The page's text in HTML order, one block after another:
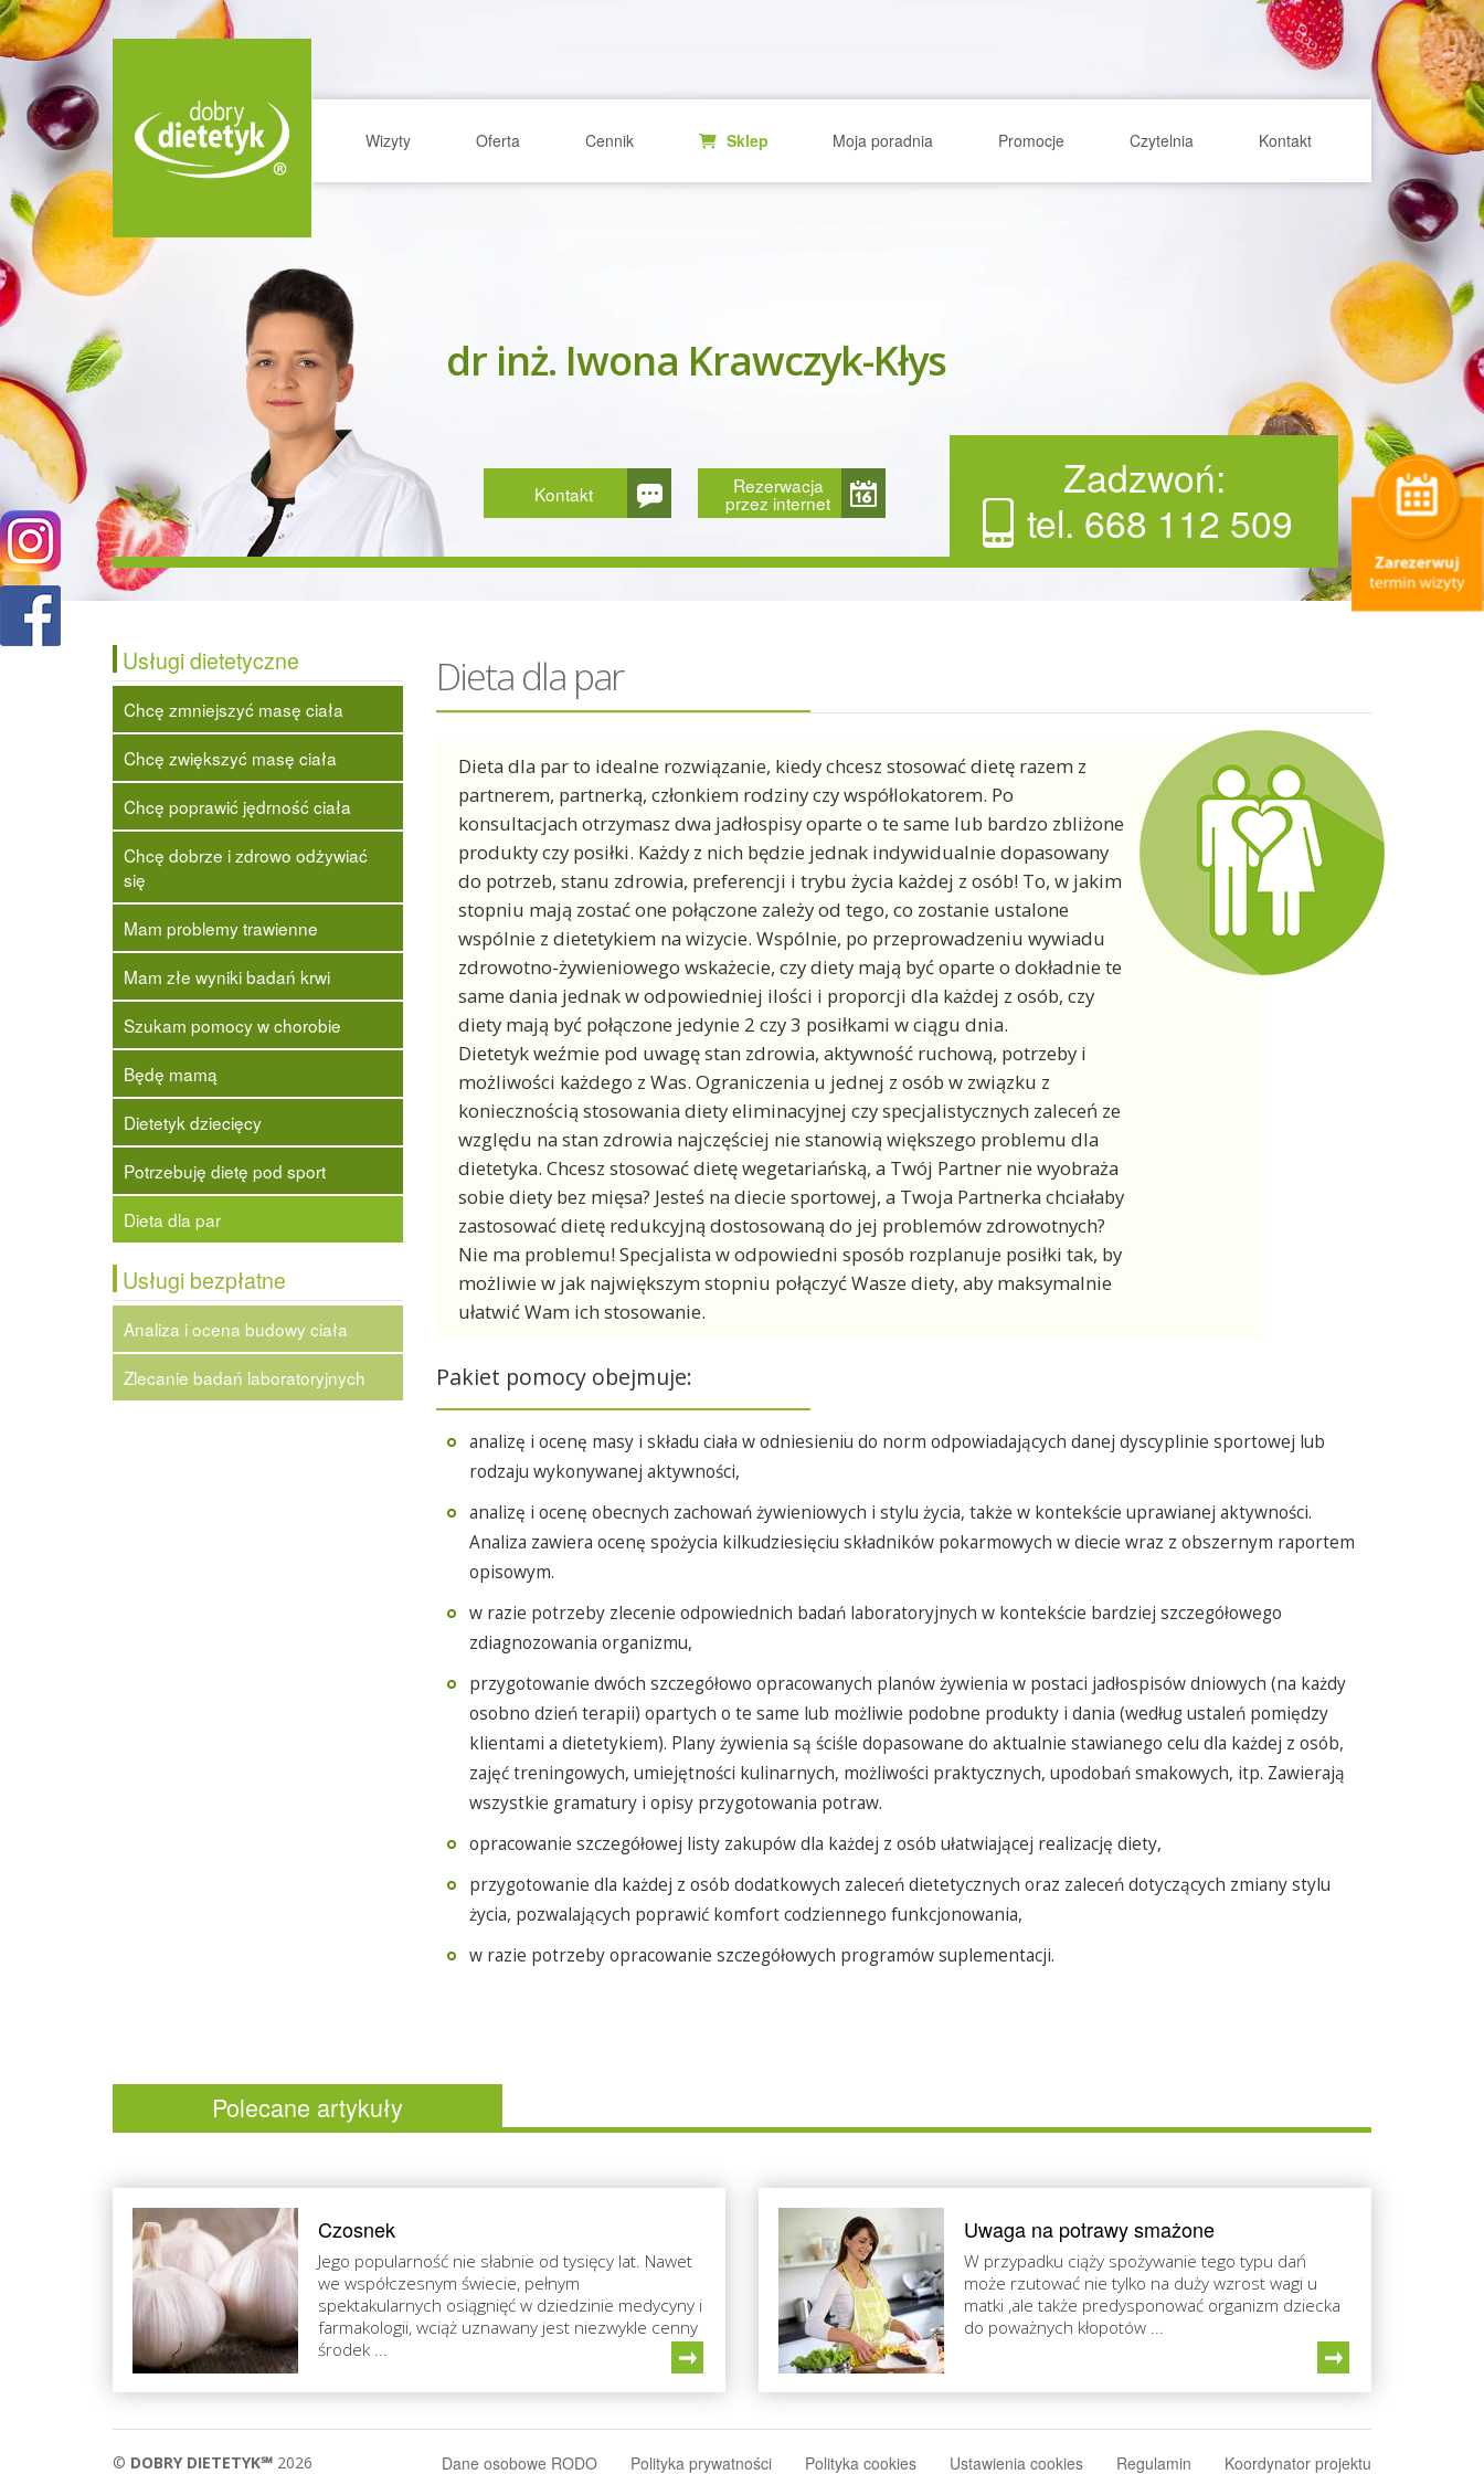
Wizyty Oferta Cennik Sklep Moja poradnia Promocje Czytelnia Kontakt
Kontakt Rezerwacja
przez internet
Zadzwoń:
tel. 668 112 509
dr inż. Iwona Krawczyk-Kłys
Usługi dietetyczne
Chcę zmniejszyć masę ciała
Chcę zwiększyć masę ciała
Chcę poprawić jędrność ciała
Chcę dobrze i zdrowo odżywiać
się
Mam problemy trawienne
Mam złe wyniki badań krwi
Szukam pomocy w chorobie
Będę mamą
Dietetyk dziecięcy
Potrzebuję dietę pod sport
Dieta dla par
Usługi bezpłatne
Analiza i ocena budowy ciała
Zlecanie badań laboratoryjnych
Dieta dla par
Dieta dla par to idealne rozwiązanie, kiedy chcesz stosować dietę razem z
partnerem, partnerką, członkiem rodziny czy współlokatorem. Po
konsultacjach otrzymasz dwa jadłospisy oparte o te same lub bardzo zbliżone
produkty czy posiłki. Każdy z nich będzie jednak indywidualnie dopasowany
do potrzeb, stanu zdrowia, preferencji i trybu życia każdej z osób! To, w jakim
stopniu mają zostać one połączone zależy od tego, co zostanie ustalone
wspólnie z dietetykiem na wizycie. Wspólnie, po przeprowadzeniu wywiadu
zdrowotno-żywieniowego wskażecie, czy diety mają być oparte o dokładnie te
same dania jednak w odpowiedniej ilości i proporcji dla każdej z osób, czy
diety mają być połączone jedynie 2 czy 3 posiłkami w ciągu dnia.
Dietetyk weźmie pod uwagę stan zdrowia, aktywność ruchową, potrzeby i
możliwości każdego z Was. Ograniczenia u jednej z osób w związku z
koniecznością stosowania diety eliminacyjnej czy specjalistycznych zaleceń ze
względu na stan zdrowia najczęściej nie stanowią większego problemu dla
dietetyka. Chcesz stosować dietę wegetariańską, a Twój Partner nie wyobraża
sobie diety bez mięsa? Jesteś na diecie sportowej, a Twoja Partnerka chciałaby
zastosować dietę redukcyjną dostosowaną do jej problemów zdrowotnych?
Nie ma problemu! Specjalista w odpowiedni sposób rozplanuje posiłki tak, by
możliwie w jak największym stopniu połączyć Wasze diety, aby maksymalnie
ułatwić Wam ich stosowanie.
Pakiet pomocy obejmuje:
analizę i ocenę masy i składu ciała w odniesieniu do norm odpowiadających danej dyscyplinie sportowej lub
rodzaju wykonywanej aktywności,
analizę i ocenę obecnych zachowań żywieniowych i stylu życia, także w kontekście uprawianej aktywności.
Analiza zawiera ocenę spożycia kilkudziesięciu składników pokarmowych w diecie wraz z obszernym raportem
opisowym.
w razie potrzeby zlecenie odpowiednich badań laboratoryjnych w kontekście bardziej szczegółowego
zdiagnozowania organizmu,
przygotowanie dwóch szczegółowo opracowanych planów żywienia w postaci jadłospisów dniowych (na każdy
osobno dzień terapii) opartych o te same lub możliwie podobne produkty i dania (według ustaleń pomiędzy
klientami a dietetykiem). Plany żywienia są ściśle dopasowane do aktualnie stawianego celu dla każdej z osób,
zajęć treningowych, umiejętności kulinarnych, możliwości praktycznych, upodobań smakowych, itp. Zawierają
wszystkie gramatury i opisy przygotowania potraw.
opracowanie szczegółowej listy zakupów dla każdej z osób ułatwiającej realizację diety,
przygotowanie dla każdej z osób dodatkowych zaleceń dietetycznych oraz zaleceń dotyczących zmiany stylu
życia, pozwalających poprawić komfort codziennego funkcjonowania,
w razie potrzeby opracowanie szczegółowych programów suplementacji.
Polecane artykuły
Czosnek
Jego popularność nie słabnie od tysięcy lat. Nawet
we współczesnym świecie, pełnym
spektakularnych osiągnięć w dziedzinie medycyny i
farmakologii, wciąż uznawany jest niezwykle cenny
środek ...
Uwaga na potrawy smażone
W przypadku ciąży spożywanie tego typu dań
może rzutować nie tylko na duży wzrost wagi u
matki ,ale także predysponować organizm dziecka
do poważnych kłopotów ...
© DOBRY DIETETYK℠ 2026 Dane osobowe RODO Polityka prywatności Polityka cookies Ustawienia cookies Regulamin Koordynator projektu